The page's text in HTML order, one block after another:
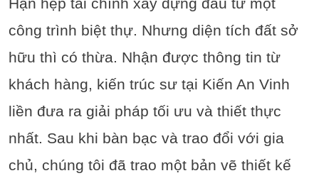
Hạn hẹp tài chính xây dựng đầu tư một
công trình biệt thự. Nhưng diện tích đất sở
hữu thì có thừa. Nhận được thông tin từ
khách hàng, kiến trúc sư tại Kiến An Vinh
liền đưa ra giải pháp tối ưu và thiết thực
nhất. Sau khi bàn bạc và trao đổi với gia
chủ, chúng tôi đã trao một bản vẽ thiết kế